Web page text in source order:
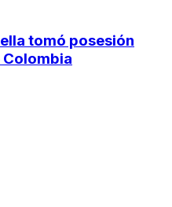
tomó posesión